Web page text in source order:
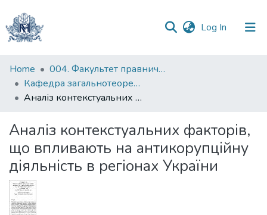
Log In (current)
Communities
&
Collections
Statistics
Home
004. Факультет правничих наук
Кафедра загальнотеоретичного правознавства та публічного права
Аналіз контекстуальних факторів, що впливають на антикорупційну діяльність в регіонах України
Аналіз контекстуальних факторів,
що впливають на антикорупційну
діяльність в регіонах України